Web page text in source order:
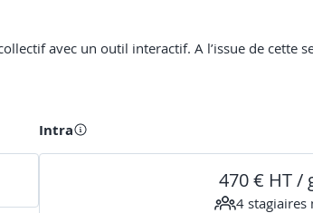
avec un outil interactif. A l’issue de cette
Intra
470 € HT /
4 stagiaires